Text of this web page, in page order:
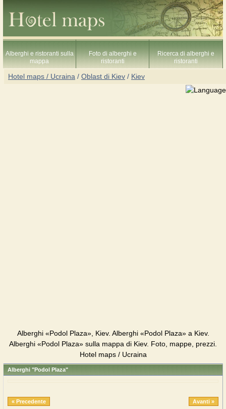
Alberghi e ristoranti sulla
mappa
Foto di alberghi e
ristoranti
Ricerca di alberghi e
ristoranti
Hotel maps / Ucraina / Oblast di Kiev / Kiev
Alberghi «Podol Plaza», Kiev. Alberghi «Podol Plaza» a Kiev.
Alberghi «Podol Plaza» sulla mappa di Kiev. Foto, mappe, prezzi.
Hotel maps / Ucraina
Alberghi "Podol Plaza"
« Precedente Avanti »